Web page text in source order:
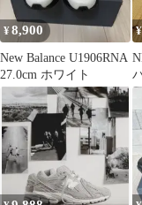
¥8,900
New Balance U1906RNA
27.0cm ホワイト
¥